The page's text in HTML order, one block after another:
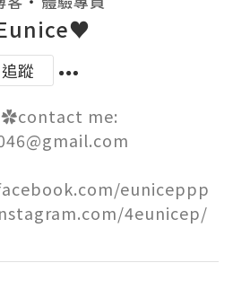
追蹤
me:
euniceppp
4eunicep/